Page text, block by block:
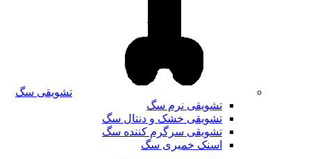
تشویقی سگ
تشویقی نرم سگ
تشویقی خشک و دنتال سگ
تشویقی سرگرم کننده سگ
اسنک خمیری سگ